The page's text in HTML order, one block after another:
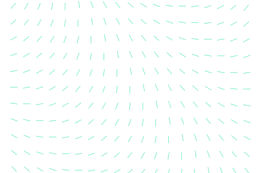
Karosserievermessung
Unsere exakte Karosserievermessung stellt sicher,
dass Ihre Fahrzeugkarosserie nach einem Unfall
wieder in ihren ursprünglichen Zustand gebracht
wird.